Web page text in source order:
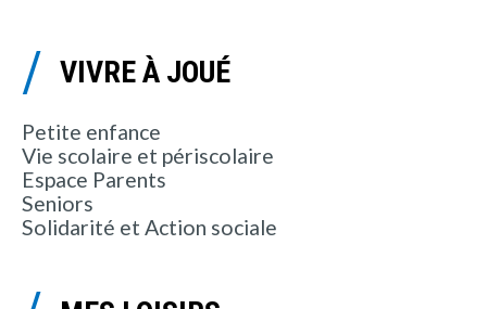
VIVRE À JOUÉ
Petite enfance
Vie scolaire et périscolaire
Espace Parents
Seniors
Solidarité et Action sociale